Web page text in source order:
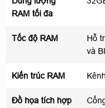
RAM tối đa
Tốc độ RAM Hỗ
và
Kiến trúc RAM
Đồ họa tích hợp